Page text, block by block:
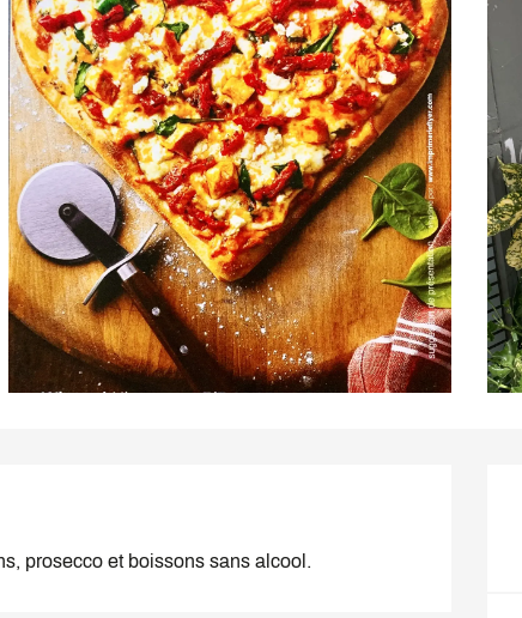
prosecco et boissons sans alcool.